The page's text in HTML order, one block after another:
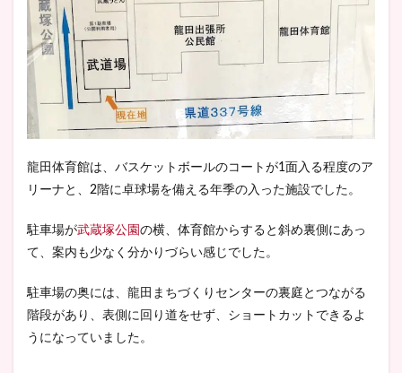
龍田体育館は、バスケットボールのコートが1面入る程度のア
リーナと、2階に卓球場を備える年季の入った施設でした。
駐車場が武蔵塚公園の横、体育館からすると斜め裏側にあっ
て、案内も少なく分かりづらい感じでした。
駐車場の奥には、龍田まちづくりセンターの裏庭とつながる
階段があり、表側に回り道をせず、ショートカットできるよ
うになっていました。